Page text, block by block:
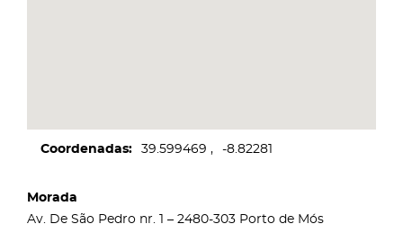
Coordenadas 39.599469 -8.82281
Morada
Av. De São Pedro nr. 1 – 2480-303 Porto de Mós